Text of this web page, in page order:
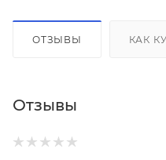
ОТЗЫВЫ КАК
Отзывы